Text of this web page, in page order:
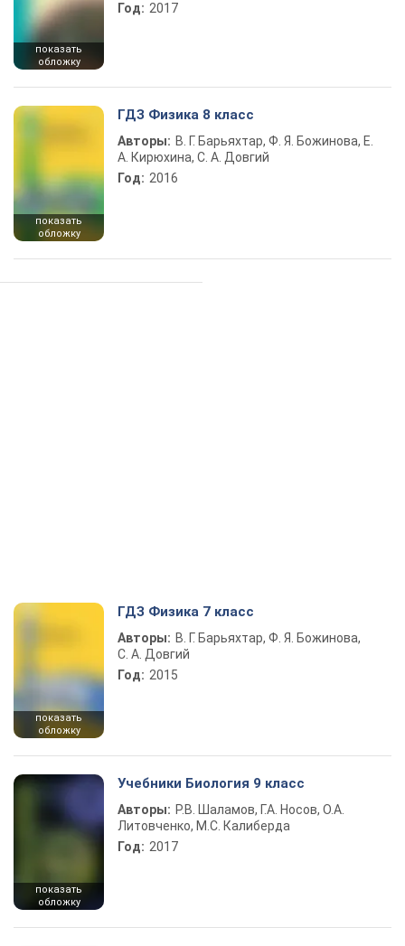
показать
обложку
Год: 2017
показать
обложку
ГДЗ Физика 8 класс
Авторы: В. Г. Барьяхтар, Ф. Я. Божинова, Е.
А. Кирюхина, С. А. Довгий
Год: 2016
показать
обложку
ГДЗ Физика 7 класс
Авторы: В. Г. Барьяхтар, Ф. Я. Божинова,
С. А. Довгий
Год: 2015
показать
обложку
Учебники Биология 9 класс
Авторы: Р.В. Шаламов, Г.А. Носов, О.А.
Литовченко, М.С. Калиберда
Год: 2017